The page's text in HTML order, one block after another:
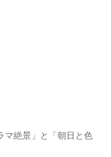
マ絶景」と「朝日と色